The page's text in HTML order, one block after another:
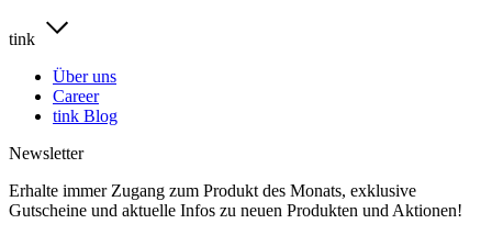
tink
Über uns
Career
tink Blog
Newsletter
Erhalte immer Zugang zum Produkt des Monats, exklusive
Gutscheine und aktuelle Infos zu neuen Produkten und Aktionen!